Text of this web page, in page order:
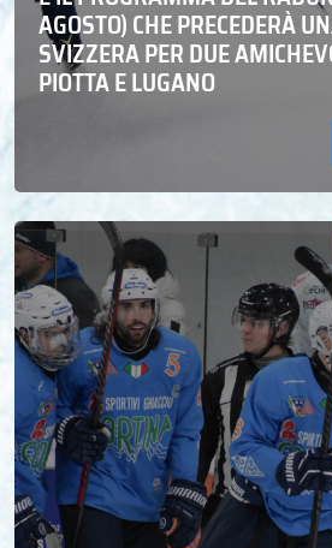
AGOSTO) CHE PRECEDERÀ
SVIZZERA PER DUE
PIOTTA E LUGANO